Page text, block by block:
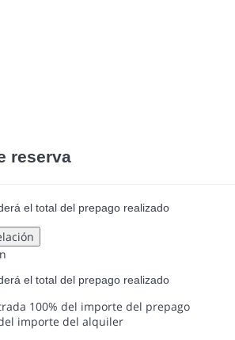
reserva
el total del prepago realizado
el total del prepago realizado
100% del importe del prepago
importe del alquiler